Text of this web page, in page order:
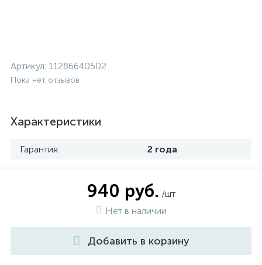
Артикул: 11286640502
Пока нет отзывов
Характеристики
Гарантия: 2 года
940 руб. /шт
Нет в наличии
Добавить в корзину